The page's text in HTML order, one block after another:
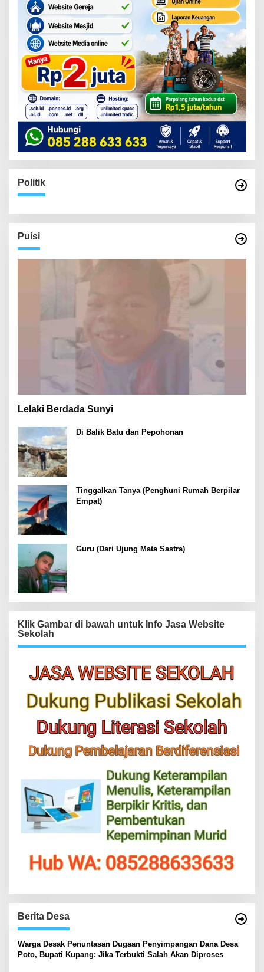
Politik
Puisi
Lelaki Berdada Sunyi
Di Balik Batu dan Pepohonan
Tinggalkan Tanya (Penghuni Rumah Berpilar
Empat)
Guru (Dari Ujung Mata Sastra)
Klik Gambar di bawah untuk Info Jasa Website
Sekolah
Berita Desa
‎Warga Desak Penuntasan Dugaan Penyimpangan Dana Desa
Poto, Bupati Kupang: Jika Terbukti Salah Akan Diproses